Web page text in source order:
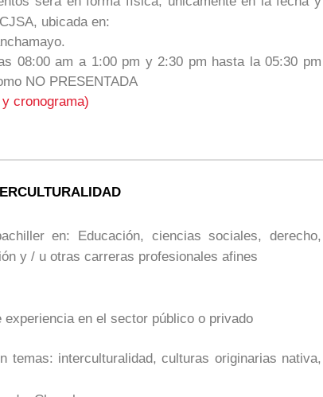
ubicada en:
08:00 am a 1:00 pm y 2:30 pm hasta la 05:30 pm
NO PRESENTADA
cronograma)
en: Educación, ciencias sociales, derecho,
y / u otras carreras profesionales afines
en el sector público o privado
temas: interculturalidad, culturas originarias nativa,